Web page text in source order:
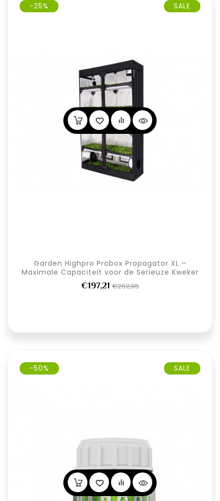
SALE
-25%
Garden Highpro Probox Propagator XL –
Maximale Capaciteit voor de Serieuze Kweker
€197,21 €262,95
SALE
-50%